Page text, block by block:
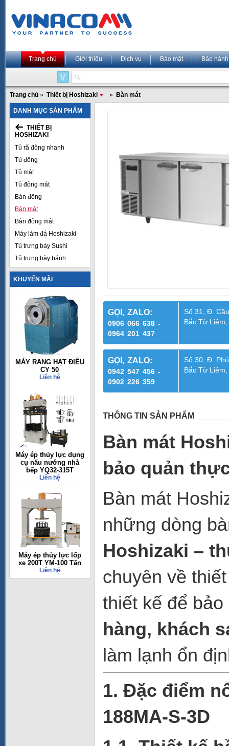
Trang chủ Giới thiệu Dịch vụ Bảo mật Bảo hành
Trang chủ » Thiết bị Hoshizaki » Bàn mát
DANH MỤC SẢN PHẨM
THIẾT BỊ
HOSHIZAKI
Tủ rã đông nhanh
Tủ đông
Tủ mát
Tủ đông mát
Bàn đông
Bàn mát
Bàn đông mát
Máy làm đá Hoshizaki
Tủ trưng bày Sushi
Tủ trưng bày bánh
KHUYẾN MÃI
MÁY RANG HẠT ĐIỀU
CY 50
Liên hệ
Máy ép thủy lực dụng
cụ nấu nướng nhà
bếp YQ32-315T
Liên hệ
Máy ép thủy lực lốp
xe 200T YM-100 Tấn
Liên hệ
GỌI, ZALO:
0906 066 638 -
0964 201 437
Số 31, Đ.
Bắc Từ
GỌI, ZALO:
0942 547 456 -
0902 226 359
Số 30, Đ.
Bắc Từ
THÔNG TIN SẢN PHẨM
Bàn mát
bảo quản
Bàn mát
những dòng
Hoshizaki –
chuyên về
thiết kế để
hàng, khách
làm lạnh ổn
1. Đặc điểm
188MA-S-3D